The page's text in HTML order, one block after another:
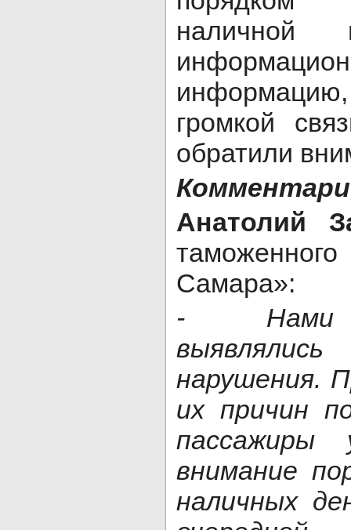
громкой
обратили
Анатолий
Самара»:
- Нами
нарушения.
их причин
пассажиры
внимание
наличных